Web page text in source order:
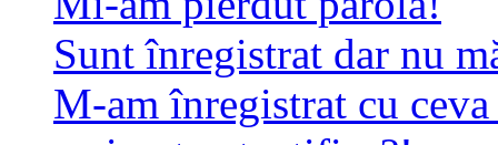
Sunt înregistrat dar nu
M-am înregistrat cu